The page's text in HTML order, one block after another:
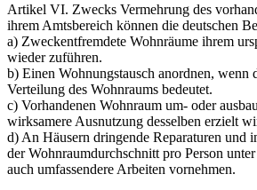
Artikel VI. Zwecks Vermehrung des
ihrem Amtsbereich können die deutschen
a) Zweckentfremdete Wohnräume ihrem
wieder zuführen.
b) Einen Wohnungstausch anordnen, wenn
Verteilung des Wohnraums bedeutet.
c) Vorhandenen Wohnraum um- oder
wirksamere Ausnutzung desselben erzielt
d) An Häusern dringende Reparaturen und
der Wohnraumdurchschnitt pro Person
auch umfassendere Arbeiten vornehmen.